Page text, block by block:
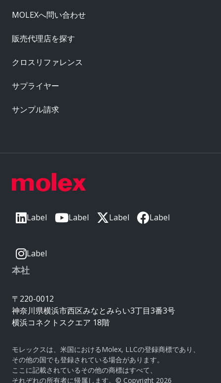
Label Label Label Label
Label
本社
〒220-0012
神奈川県横浜市西区みなとみらい3丁目3番3号
横浜コネクトスクエア 18階
モレックスは、米国におけるMolex, LLCの登録商標であり、
その他の国でも登録されている場合があります。
ここに記載されているその他の商標はすべて、
それぞれの所有者に帰属します。© Copyright 2026
MOLEXへ問い合わせ
販売代理店を探す
クロスリファレンス
サプライヤー
サンプル請求